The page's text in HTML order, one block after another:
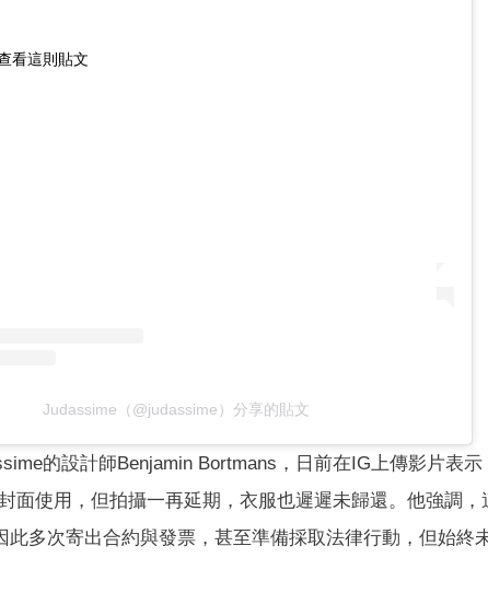
看這則貼文
Judassime（@judassime）分享的貼文
的設計師Benjamin Bortmans，日前在IG上傳影片表
面使用，但拍攝一再延期，衣服也遲遲未歸還。他強調
此多次寄出合約與發票，甚至準備採取法律行動，但始終